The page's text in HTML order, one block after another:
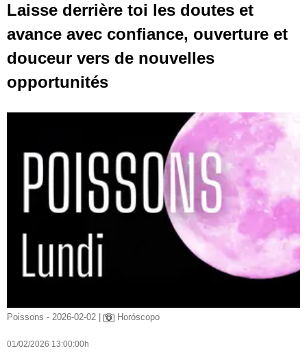
Laisse derrière toi les doutes et
avance avec confiance, ouverture et
douceur vers de nouvelles
opportunités
Poissons - 2026-02-02 | Horóscopo
01/02/2026 13:00:00h